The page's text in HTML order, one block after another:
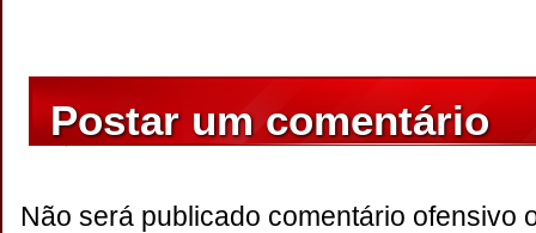
Postar um comentário
Não será publicado comentário ofensivo